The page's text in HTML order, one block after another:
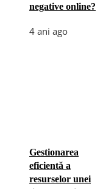
negative online?
4 ani ago
Gestionarea
eficientă a
resurselor unei